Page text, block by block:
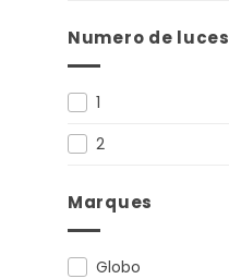
Numero de luces
1
2
Marques
Globo